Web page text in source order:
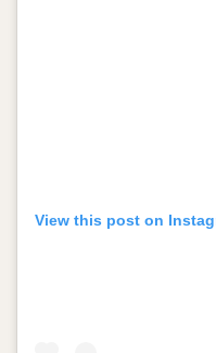
View this post on